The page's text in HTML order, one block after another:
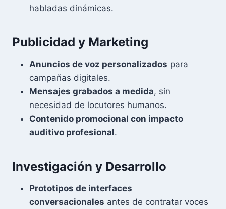
habladas dinámicas.
Publicidad y Marketing
Anuncios de voz personalizados para
campañas digitales.
Mensajes grabados a medida, sin
necesidad de locutores humanos.
Contenido promocional con impacto
auditivo profesional.
Investigación y Desarrollo
Prototipos de interfaces
conversacionales antes de contratar voces